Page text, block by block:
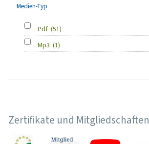
Medien-Typ
Pdf (51)
Mp3 (1)
Zertifikate und Mitgliedschaften